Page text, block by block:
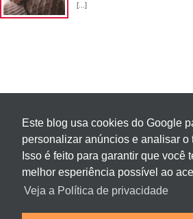
Este blog usa cookies do Google
personalizar anúncios e analisar o
Isso é feito para garantir que você
melhor esperiência possível ao
Veja a Política de privacidade
[...]
Contato Política de